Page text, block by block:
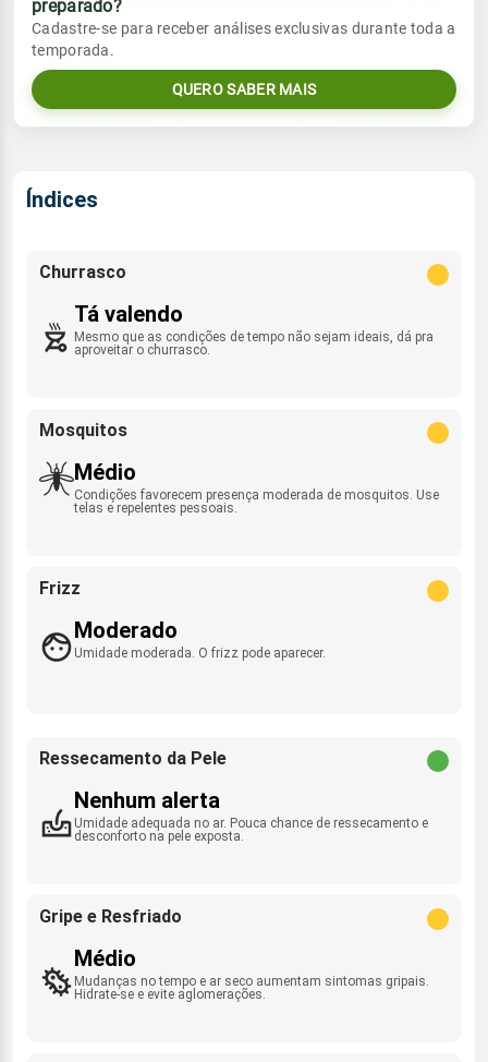
Umidade do ar
70%93%
Rajada de vento
Sol
06:37h às 17:52h
Lua
Chuva
0.0mm
Umidade do ar
Vento
ENE/NE - 4km/h
Rajada de vento
Sol
preparado?
Cadastre-se para receber análises exclusivas durante toda a
temporada.
QUERO SABER MAIS
Índices
Churrasco
Tá valendo
Mesmo que as condições de tempo não sejam ideais, dá pra
aproveitar o churrasco.
Mosquitos
Médio
Condições favorecem presença moderada de mosquitos. Use
telas e repelentes pessoais.
Frizz
Moderado
Umidade moderada. O frizz pode aparecer.
Ressecamento da Pele
Nenhum alerta
Umidade adequada no ar. Pouca chance de ressecamento e
desconforto na pele exposta.
Gripe e Resfriado
Médio
Mudanças no tempo e ar seco aumentam sintomas gripais.
Hidrate-se e evite aglomerações.